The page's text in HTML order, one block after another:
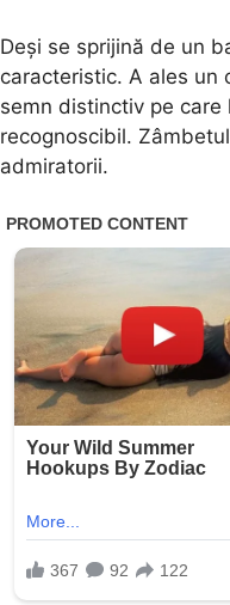
Deși se sprijină de un
caracteristic. A ales un
semn distinctiv pe
recognoscibil.
admiratorii.